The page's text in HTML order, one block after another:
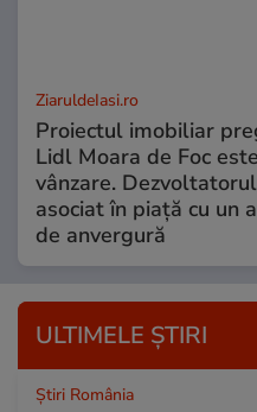
ZiaruldeIasi.ro
Proiectul imobiliar
Lidl Moara de Foc
vânzare.
asociat în piață cu un
de anvergură
ULTIMELE ȘTIRI
Știri România